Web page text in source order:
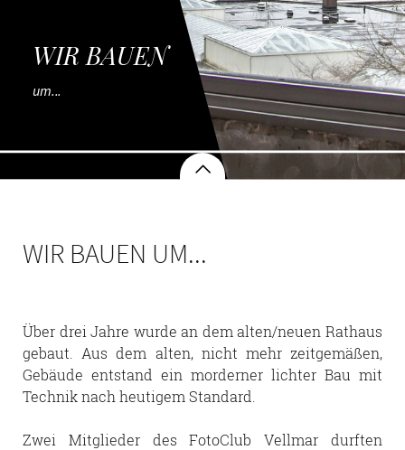
WIR BAUEN
um...
WIR BAUEN UM...
Über drei Jahre wurde an dem alten/neuen Rathaus
gebaut. Aus dem alten, nicht mehr zeitgemäßen,
Gebäude entstand ein morderner lichter Bau mit
Technik nach heutigem Standard.
Zwei Mitglieder des FotoClub Vellmar durften